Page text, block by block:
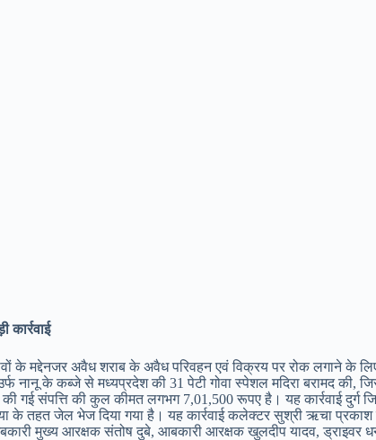
कार्रवाई
के मद्देनजर अवैध शराब के अवैध परिवहन एवं विक्रय पर रोक लगाने के लिए
नानू के कब्जे से मध्यप्रदेश की 31 पेटी गोवा स्पेशल मदिरा बरामद
संपत्ति की कुल कीमत लगभग 7,01,500 रूपए है। यह कार्रवाई दुर्ग
के तहत जेल भेज दिया गया है। यह कार्रवाई कलेक्टर सुश्री ऋचा
मुख्य आरक्षक संतोष दुबे, आबकारी आरक्षक खुलदीप यादव, ड्राइवर